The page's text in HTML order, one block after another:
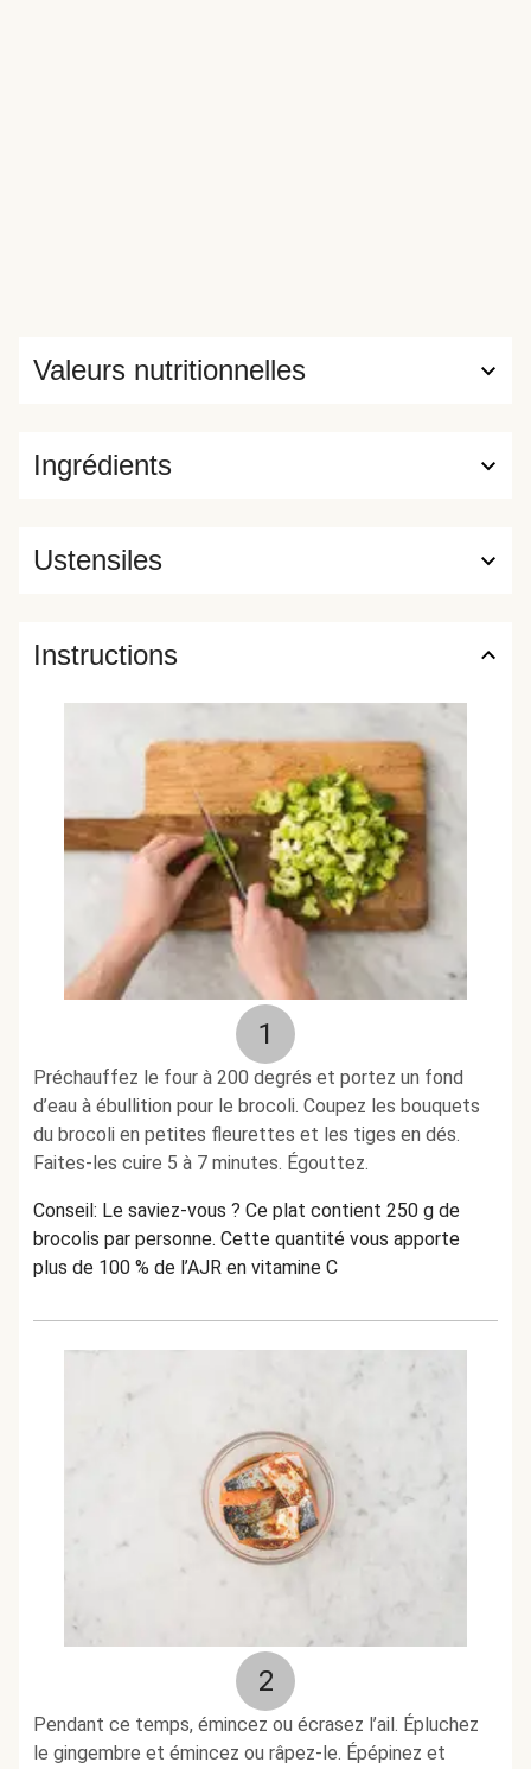
Ingrédients
Valeurs nutritionnelles
Ustensiles
Instructions
1
Préchauffez le four à 200 degrés et portez un fond
d’eau à ébullition pour le brocoli. Coupez les bouquets
du brocoli en petites fleurettes et les tiges en dés.
Faites-les cuire 5 à 7 minutes. Égouttez.
Conseil: Le saviez-vous ? Ce plat contient 250 g de
brocolis par personne. Cette quantité vous apporte
plus de 100 % de l’AJR en vitamine C
2
Pendant ce temps, émincez ou écrasez l’ail. Épluchez
le gingembre et émincez ou râpez-le. Épépinez et